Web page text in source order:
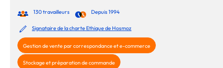
130 travailleurs Depuis 1994
Signataire de la charte Ethique de Hosmoz
Gestion de vente par correspondance et e-commerce
Stockage et préparation de commande